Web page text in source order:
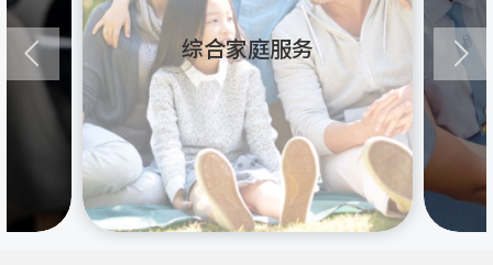
综合家庭服务